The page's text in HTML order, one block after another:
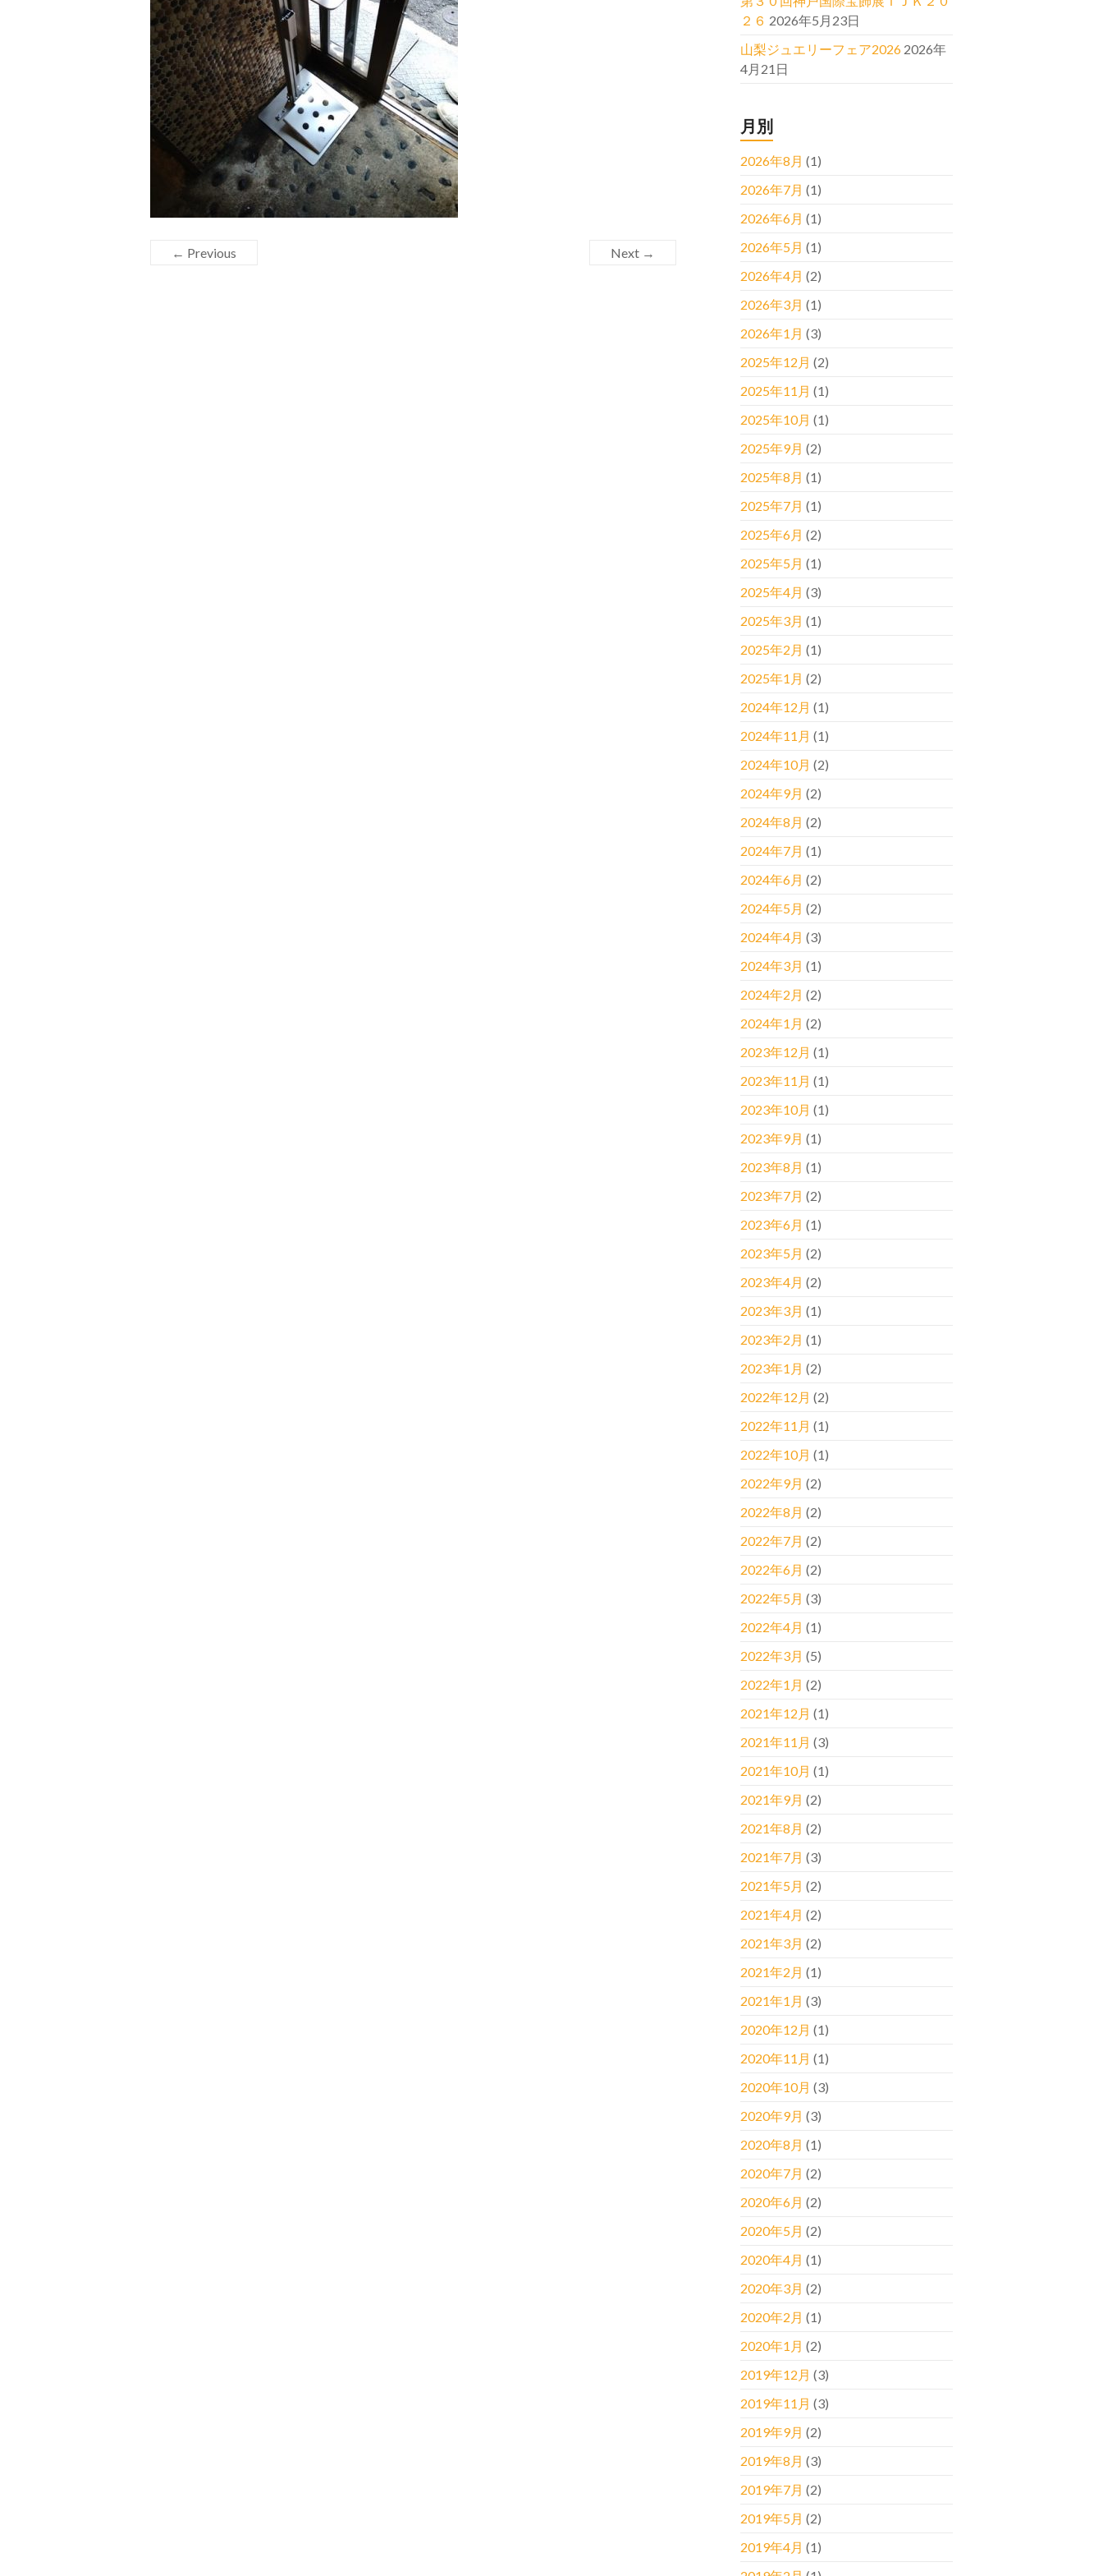
← Previous Next →
２６ 2026年5月23日
山梨ジュエリーフェア2026 2026年
4月21日
月別
2026年8月 (1)
2026年7月 (1)
2026年6月 (1)
2026年5月 (1)
2026年4月 (2)
2026年3月 (1)
2026年1月 (3)
2025年12月 (2)
2025年11月 (1)
2025年10月 (1)
2025年9月 (2)
2025年8月 (1)
2025年7月 (1)
2025年6月 (2)
2025年5月 (1)
2025年4月 (3)
2025年3月 (1)
2025年2月 (1)
2025年1月 (2)
2024年12月 (1)
2024年11月 (1)
2024年10月 (2)
2024年9月 (2)
2024年8月 (2)
2024年7月 (1)
2024年6月 (2)
2024年5月 (2)
2024年4月 (3)
2024年3月 (1)
2024年2月 (2)
2024年1月 (2)
2023年12月 (1)
2023年11月 (1)
2023年10月 (1)
2023年9月 (1)
2023年8月 (1)
2023年7月 (2)
2023年6月 (1)
2023年5月 (2)
2023年4月 (2)
2023年3月 (1)
2023年2月 (1)
2023年1月 (2)
2022年12月 (2)
2022年11月 (1)
2022年10月 (1)
2022年9月 (2)
2022年8月 (2)
2022年7月 (2)
2022年6月 (2)
2022年5月 (3)
2022年4月 (1)
2022年3月 (5)
2022年1月 (2)
2021年12月 (1)
2021年11月 (3)
2021年10月 (1)
2021年9月 (2)
2021年8月 (2)
2021年7月 (3)
2021年5月 (2)
2021年4月 (2)
2021年3月 (2)
2021年2月 (1)
2021年1月 (3)
2020年12月 (1)
2020年11月 (1)
2020年10月 (3)
2020年9月 (3)
2020年8月 (1)
2020年7月 (2)
2020年6月 (2)
2020年5月 (2)
2020年4月 (1)
2020年3月 (2)
2020年2月 (1)
2020年1月 (2)
2019年12月 (3)
2019年11月 (3)
2019年9月 (2)
2019年8月 (3)
2019年7月 (2)
2019年5月 (2)
2019年4月 (1)